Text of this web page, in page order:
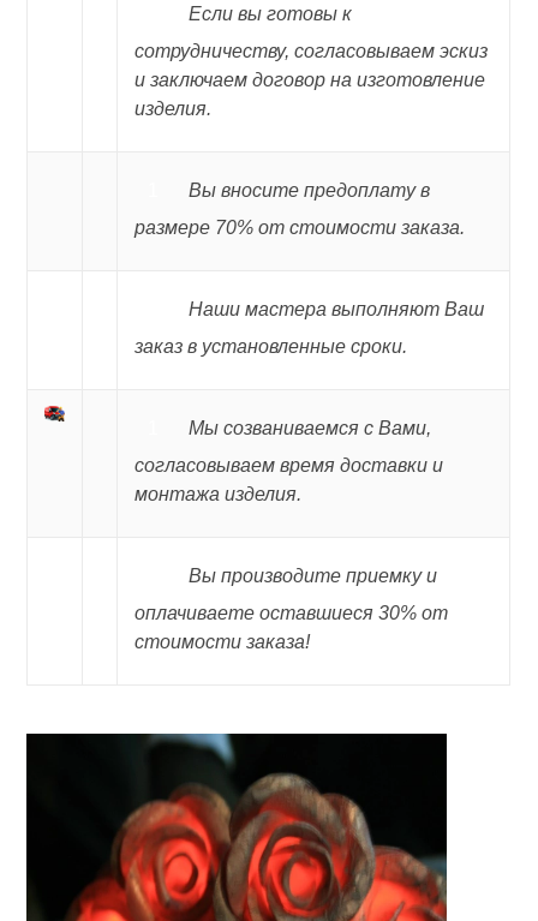
Если вы готовы к
сотрудничеству, согласовываем эскиз
и заключаем договор на изготовление
изделия.
Вы вносите предоплату в
размере 70% от стоимости заказа.
Наши мастера выполняют Ваш
заказ в установленные сроки.
Мы созваниваемся с Вами,
согласовываем время доставки и
монтажа изделия.
Вы производите приемку и
оплачиваете оставшиеся 30% от
стоимости заказа!